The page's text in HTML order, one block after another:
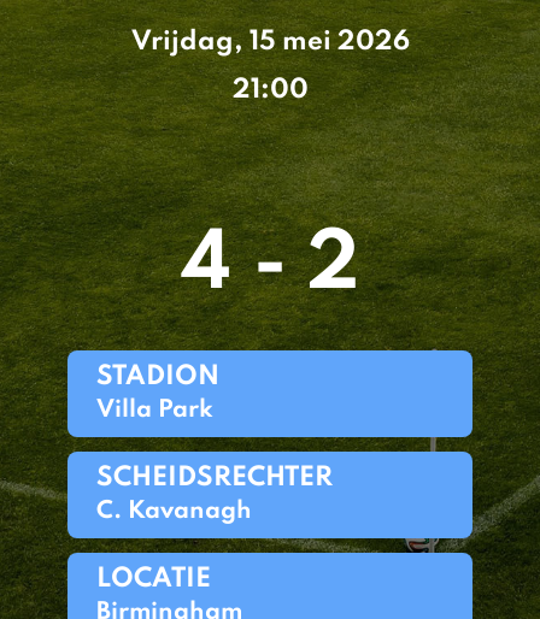
Vrijdag, 15 mei 2026
21:00
4 - 2
STADION
Villa Park
SCHEIDSRECHTER
C. Kavanagh
LOCATIE
Birmingham